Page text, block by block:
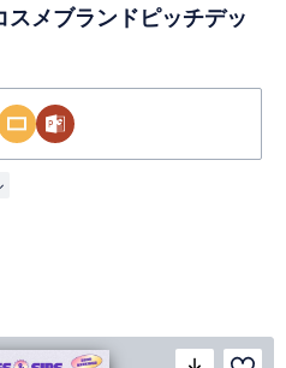
メブランドピッチデッ